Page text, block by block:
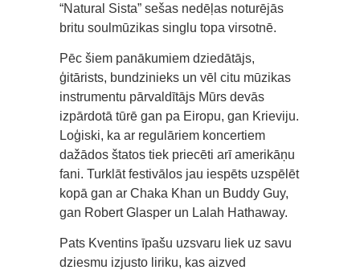
“Natural Sista” sešas nedēļas noturējās
britu soulmūzikas singlu topa virsotnē.
Pēc šiem panākumiem dziedātājs,
ģitārists, bundzinieks un vēl citu mūzikas
instrumentu pārvaldītājs Mūrs devās
izpārdotā tūrē gan pa Eiropu, gan Krieviju.
Loģiski, ka ar regulāriem koncertiem
dažādos štatos tiek priecēti arī amerikāņu
fani. Turklāt festivālos jau iespēts uzspēlēt
kopā gan ar Chaka Khan un Buddy Guy,
gan Robert Glasper un Lalah Hathaway.
Pats Kventins īpašu uzsvaru liek uz savu
dziesmu izjusto liriku, kas aizved